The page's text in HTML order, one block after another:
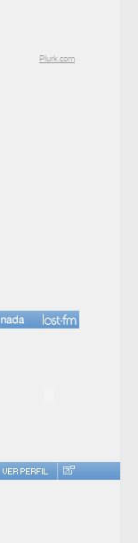
Plurk.com